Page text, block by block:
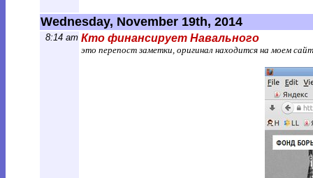
Wednesday, November 19th, 2014
8:14 am Кто финансирует Навального
это перепост заметки, оригинал находится на моем